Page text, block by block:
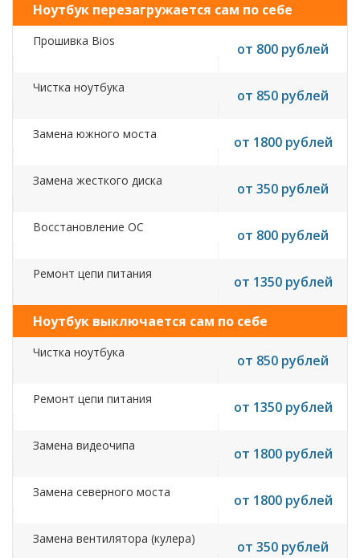
Ноутбук перезагружается сам по себе
Прошивка Bios от 800 рублей
Чистка ноутбука от 850 рублей
Замена южного моста от 1800 рублей
Замена жесткого диска от 350 рублей
Восстановление ОС от 800 рублей
Ремонт цепи питания от 1350 рублей
Ноутбук выключается сам по себе
Чистка ноутбука от 850 рублей
Ремонт цепи питания от 1350 рублей
Замена видеочипа от 1800 рублей
Замена северного моста от 1800 рублей
Замена вентилятора (кулера) от 350 рублей